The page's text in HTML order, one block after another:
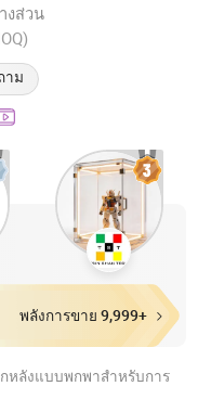
งส่วน
าม
จาก 2023
พลังการขาย 9,999+
หลังแบบพกพาสำหรับการ
Co, Ltd